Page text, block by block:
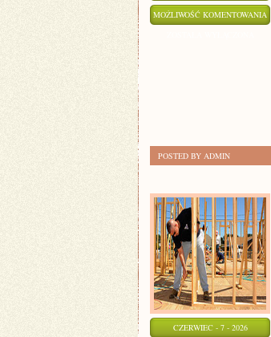
MOŻLIWOŚĆ KOMENTOWANIA
POSTED BY ADMIN
CZERWIEC - 7 - 2026